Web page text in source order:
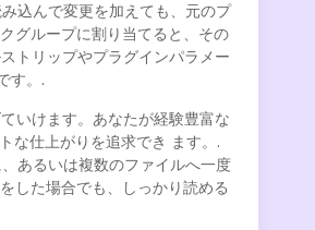
込んで変更を加えても、元のプ
グループに割り当てると、その
トリップやプラグインパラメー
す。.
いけます。あなたが経験豊富な
な仕上がりを追求でき ます。.
あるいは複数のファイルへ一度
した場合でも、しっかり読める